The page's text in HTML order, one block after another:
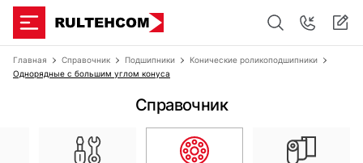
Главная Справочник Подшипники
Конические роликоподшипники
Однорядные с большим углом конуса
Справочник